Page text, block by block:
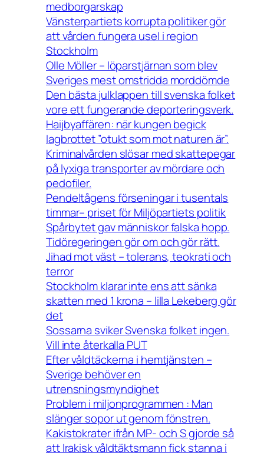
medborgarskap
Vänsterpartiets korrupta politiker gör
att vården fungera usel i region
Stockholm
Olle Möller – löparstjärnan som blev
Sveriges mest omstridda morddömde
Den bästa julklappen till svenska folket
vore ett fungerande deporteringsverk.
Haijbyaffären: när kungen begick
lagbrottet ”otukt som mot naturen är”.
Kriminalvården slösar med skattepegar
på lyxiga transporter av mördare och
pedofiler.
Pendeltågens förseningar i tusentals
timmar– priset för Miljöpartiets politik
Spårbytet gav människor falska hopp.
Tidöregeringen gör om och gör rätt.
Jihad mot väst – tolerans, teokrati och
terror
Stockholm klarar inte ens att sänka
skatten med 1 krona – lilla Lekeberg gör
det
Sossarna sviker Svenska folket ingen.
Vill inte återkalla PUT
Efter våldtäckerna i hemtjänsten –
Sverige behöver en
utrensningsmyndighet
Problem i miljonprogrammen : Man
slänger sopor ut genom fönstren.
Kakistokrater ifrån MP- och S gjorde så
att Irakisk våldtäktsmann fick stanna i